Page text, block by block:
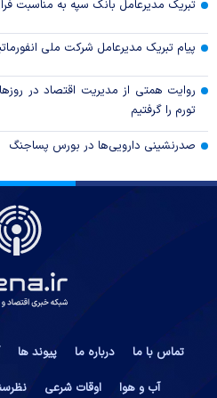
تبریک مدیرعامل بانک سپه به مناسبت
پیام تبریک مدیرعامل شرکت ملی
روایت همتی از مدیریت اقتصاد در
تورم را گرفتیم
صدرنشینی دارویی‌ها در بورس پساجنگ
تماس با ما درباره ما پیوند ها
آب و هوا
اوقات شرعی